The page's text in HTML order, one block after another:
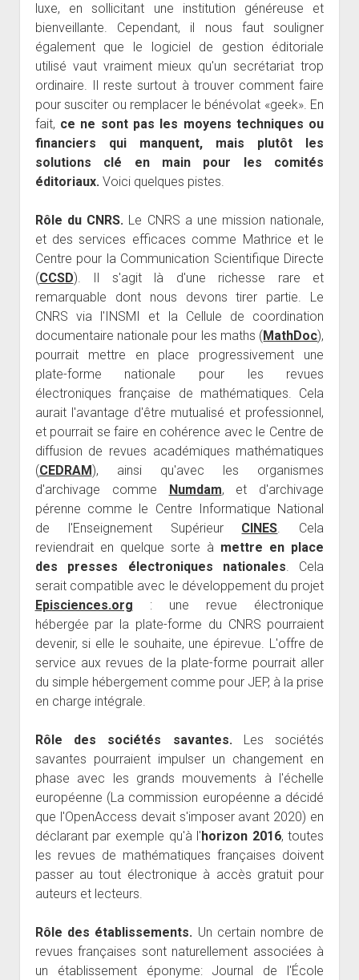
luxe, en sollicitant une institution généreuse et
bienveillante. Cependant, il nous faut souligner
également que le logiciel de gestion éditoriale
utilisé vaut vraiment mieux qu'un secrétariat trop
ordinaire. Il reste surtout à trouver comment faire
pour susciter ou remplacer le bénévolat «geek». En
fait, ce ne sont pas les moyens techniques ou
financiers qui manquent, mais plutôt les
solutions clé en main pour les comités
éditoriaux.Voici quelques pistes.
Rôle du CNRS. Le CNRS a une mission nationale,
et des services efficaces comme Mathrice et le
Centre pour la Communication Scientifique Directe
(CCSD). Il s'agit là d'une richesse rare et
remarquable dont nous devons tirer partie. Le
CNRS via l'INSMI et la Cellule de coordination
documentaire nationale pour les maths (MathDoc),
pourrait mettre en place progressivement une
plate-forme nationale pour les revues
électroniques française de mathématiques. Cela
aurait l'avantage d'être mutualisé et professionnel,
et pourrait se faire en cohérence avec le Centre de
diffusion de revues académiques mathématiques
(CEDRAM), ainsi qu'avec les organismes
d'archivage comme Numdam, et d'archivage
pérenne comme le Centre Informatique National
de l'Enseignement Supérieur CINES. Cela
reviendrait en quelque sorte à mettre en place
des presses électroniques nationales. Cela
serait compatible avec le développement du projet
Episciences.org : une revue électronique
hébergée par la plate-forme du CNRS pourraient
devenir, si elle le souhaite, une épirevue. L'offre de
service aux revues de la plate-forme pourrait aller
du simple hébergement comme pour JEP, à la prise
en charge intégrale.
Rôle des sociétés savantes.Les sociétés
savantes pourraient impulser un changement en
phase avec les grands mouvements à l'échelle
européenne (La commission européenne a décidé
que l'OpenAccess devait s'imposer avant 2020) en
déclarant par exemple qu'à l'horizon 2016, toutes
les revues de mathématiques françaises doivent
passer au tout électronique à accès gratuit pour
auteurs et lecteurs.
Rôle des établissements. Un certain nombre de
revues françaises sont naturellement associées à
un établissement éponyme: Journal de l'École